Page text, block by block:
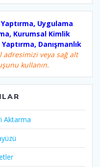
Uygulama
Kurumsal Kimlik
Danışmanlık
adresimizi veya sağ alt
kullanın.
Aktarma